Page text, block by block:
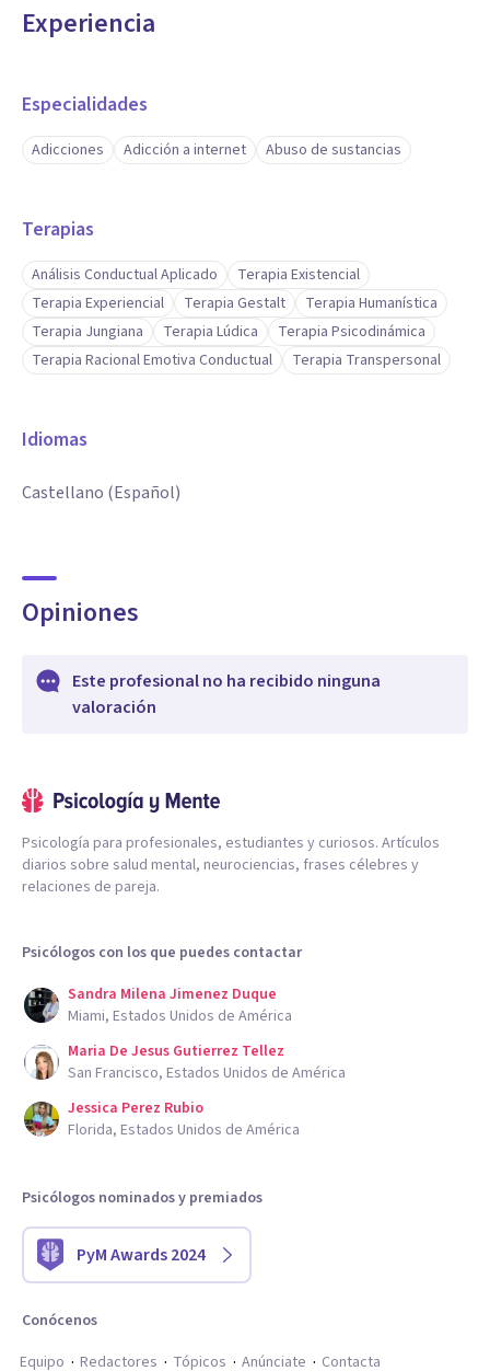
Experiencia
Especialidades
Adicciones Adicción a internet Abuso de sustancias
Terapias
Análisis Conductual Aplicado
Terapia Existencial
Terapia Experiencial
Terapia Gestalt
Terapia Humanística
Terapia Jungiana
Terapia Lúdica
Terapia Psicodinámica
Terapia Racional Emotiva Conductual
Terapia Transpersonal
Idiomas
Castellano (Español)
Opiniones
Este profesional no ha recibido ninguna
valoración
Psicología para profesionales, estudiantes y curiosos. Artículos
diarios sobre salud mental, neurociencias, frases célebres y
relaciones de pareja.
Psicólogos con los que puedes contactar
Sandra Milena Jimenez Duque
Miami, Estados Unidos de América
Maria De Jesus Gutierrez Tellez
San Francisco, Estados Unidos de América
Jessica Perez Rubio
Florida, Estados Unidos de América
Psicólogos nominados y premiados
PyM Awards 2024
Conócenos
Equipo
Redactores Tópicos Anúnciate Contacta